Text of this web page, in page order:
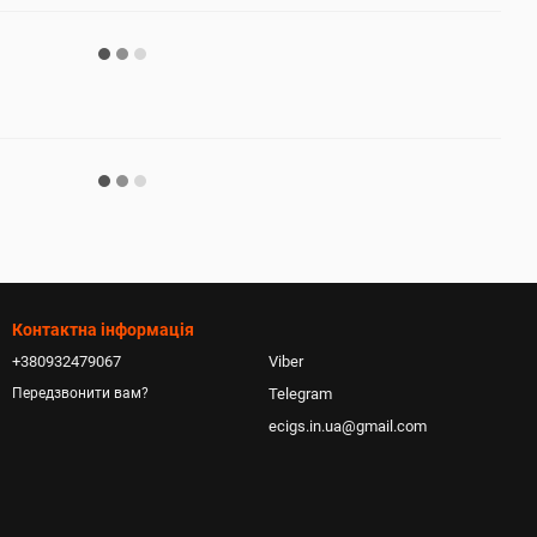
Контактна інформація
+380932479067
Передзвонити вам?
Viber
Telegram
ecigs.in.ua@gmail.com